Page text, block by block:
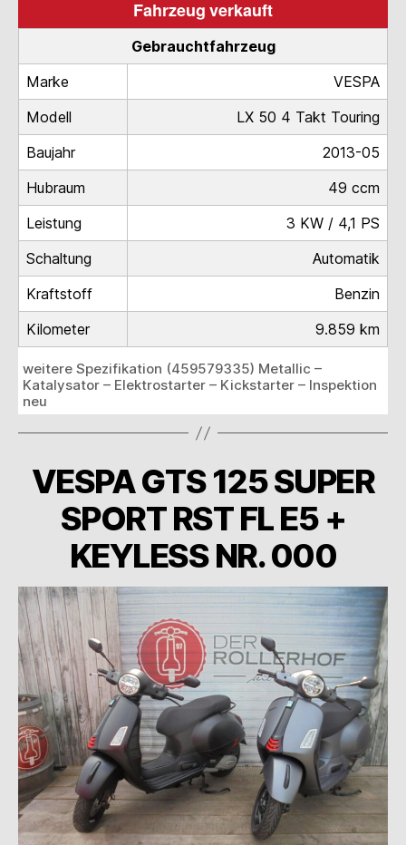
Fahrzeug verkauft
Gebrauchtfahrzeug
Marke
VESPA
Modell
LX 50 4 Takt Touring
Baujahr
2013-05
Hubraum
49 ccm
Leistung
3 KW / 4,1 PS
Schaltung
Automatik
Kraftstoff
Benzin
Kilometer
9.859 km
weitere Spezifikation (459579335) Metallic –
Katalysator – Elektrostarter – Kickstarter – Inspektion
neu
VESPA GTS 125 SUPER
SPORT RST FL E5 +
KEYLESS NR. 000